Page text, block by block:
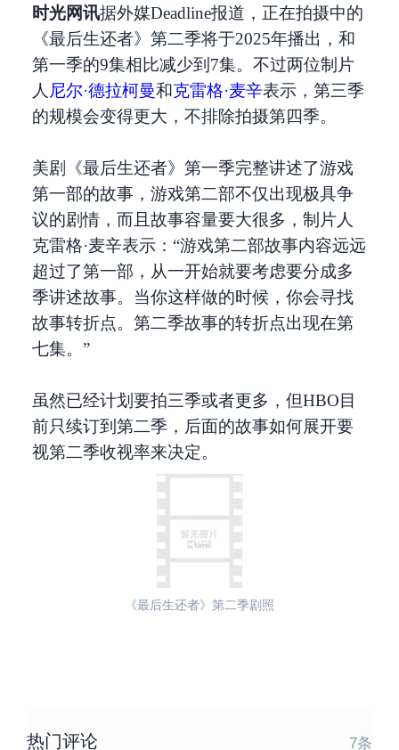
时光网讯据外媒Deadline报道，正在拍摄中的
《最后生还者》第二季将于2025年播出，和
第一季的9集相比减少到7集。不过两位制片
人 尼尔·德拉柯曼和克雷格·麦辛表示，第三季
的规模会变得更大，不排除拍摄第四季。
美剧《最后生还者》第一季完整讲述了游戏
第一部的故事，游戏第二部不仅出现极具争
议的剧情，而且故事容量要大很多，制片人
克雷格·麦辛表示：“游戏第二部故事内容远远
超过了第一部，从一开始就要考虑要分成多
季讲述故事。当你这样做的时候，你会寻找
故事转折点。第二季故事的转折点出现在第
七集。”
虽然已经计划要拍三季或者更多，但HBO目
前只续订到第二季，后面的故事如何展开要
视第二季收视率来决定。
《最后生还者》第二季剧照
热门评论 7条